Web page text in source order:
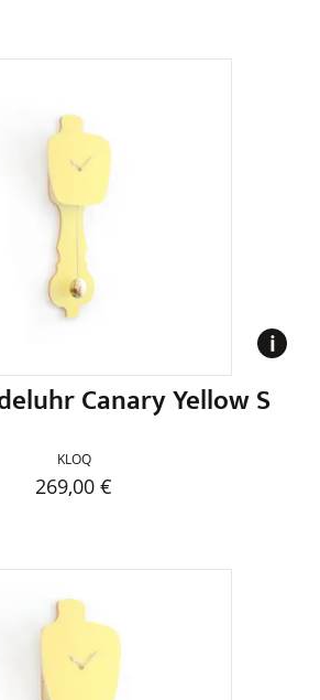
weist
Varianten
auf.
Die
Optionen
können
auf
der
Produktseite
werden
Canary Yellow S
KLOQ
269,00 €
weist
mehrere
Varianten
auf.